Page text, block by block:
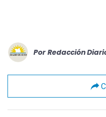
Por Redacción